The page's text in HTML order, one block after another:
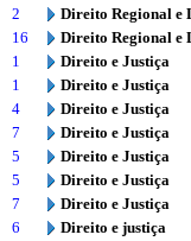
2
Direito Regional e
16
Direito Regional e
1
Direito e Justiça
1
Direito e Justiça
4
Direito e Justiça
7
Direito e Justiça
5
Direito e Justiça
5
Direito e Justiça
7
Direito e Justiça
6
Direito e justiça